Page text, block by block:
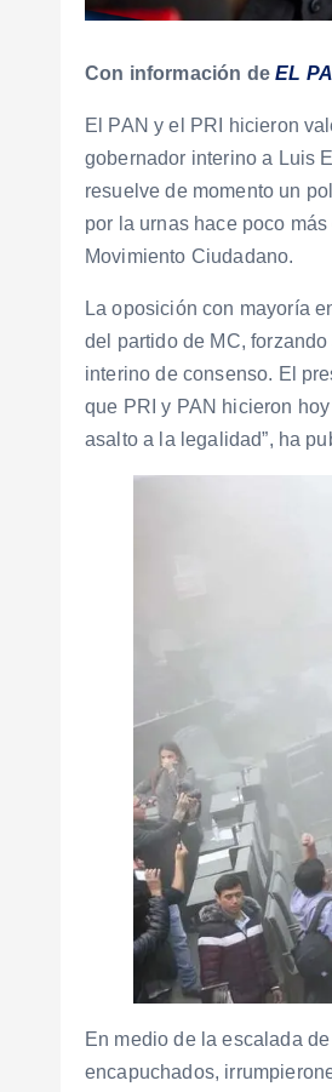
Con información deEL
El PAN y el PRI hicieron
gobernador interino a Luis
resuelve de momento un
por la urnas hace poco
Movimiento Ciudadano.
La oposición con mayoría
del partido de MC,
interino de consenso. El
que PRI y PAN hicieron
asalto a la legalidad”, ha
En medio de la escalada
encapuchados,